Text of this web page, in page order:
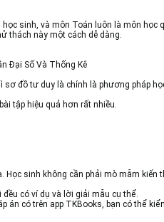
sinh, và môn Toán luôn là môn
thách này một cách dễ dàng.
Đại Số Và Thống Kê
đồ tư duy là chính là phương pháp
tập hiệu quả hơn rất nhiều.
sinh không cần phải mò mẫm kiến
có ví dụ và lời giải mẫu cụ thể.
án có trên app TKBooks, bạn có thể